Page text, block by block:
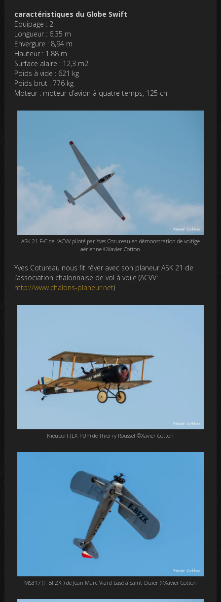
caractéristiques du Globe Swift
Equipage : 2
Longueur : 6,35 m
Envergure : 8,94 m
Hauteur : 1.88 m
Surface alaire : 12,3 m2
Poids à vide : 621 kg
Poids brut : 776 kg
Moteur : moteur d’avion à quatre temps, 125 ch
ASK 21 F-C del ‘ACVV piloté par Yves Cotureau en démonstration de voltige
aérienne ©Xavier Cotton
Yves Cotureau nous fit rêver avec son planeur ASK 21 de
l’association chalonnaise de vol à voile (ACVV:
http://www.chalons-planeur.net)
Nieuport (LX-PUP) de Thierry Roussel ©Xavier Cotton
MS317 (F-BFZK ) de Jean Marc Viard basé à Saint-Dizier @Xavier Cotton